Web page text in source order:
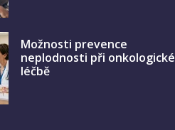
Možnosti prevence
neplodnosti při onkologické
léčbě